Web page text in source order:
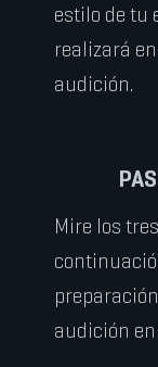
estilo de tu
realizará
audición.
Mire los
audición en